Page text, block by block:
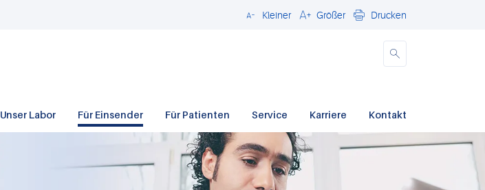
Schließen
Kleiner Größer Drucken
Unser Labor Für Einsender Für Patienten Service Karriere Kontakt